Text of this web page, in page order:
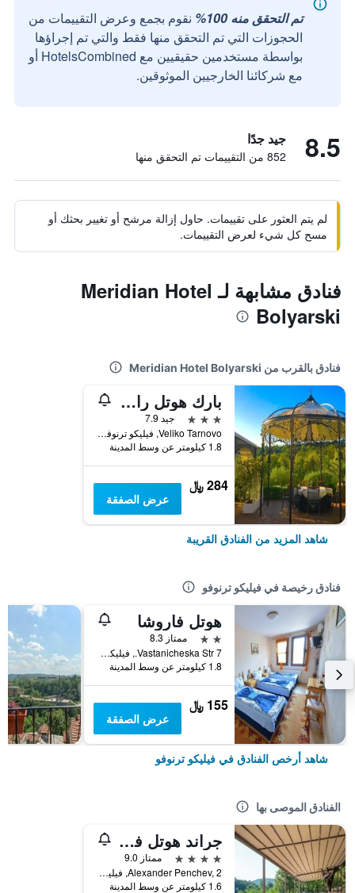
تم التحقق منه 100%
نقوم بجمع وعرض التقييمات من
الحجوزات التي تم التحقق منها فقط والتي تم إجراؤها
بواسطة مستخدمين حقيقيين مع HotelsCombined أو
مع شركائنا الخارجيين الموثوقين.
8.5 جيد جدًا
852 من التقييمات تم التحقق منها
لم يتم العثور على تقييمات. حاول إزالة مرشح أو تغيير بحثك أو
مسح كل شيء لعرض التقييمات.
فنادق مشابهة لـ Meridian Hotel
Bolyarski
فنادق بالقرب من Meridian Hotel Bolyarski
بارك هوتل رايا جاردن
3 نجوم
جيد 7.9
Veliko Tarnovo, فيليكو ترنوفو, بلغاريا
1.8 كيلومتر عن وسط المدينة
284 ﷼
عرض الصفقة
شاهد المزيد من الفنادق القريبة
فنادق رخيصة في فيليكو ترنوفو
هوتل فاروشا
2 نجمتين
ممتاز 8.3
7 Vastanicheska Str., فيليكو ترنوفو, بلغاريا
1.8 كيلومتر عن وسط المدينة
155 ﷼
عرض الصفقة
شاهد أرخص الفنادق في فيليكو ترنوفو
الفنادق الموصى بها
جراند هوتل فيليكو تارنوفو
4 نجوم
ممتاز 9.0
Alexander Penchev, 2, فيليكو ترنوفو, بلغاريا
1.6 كيلومتر عن وسط المدينة